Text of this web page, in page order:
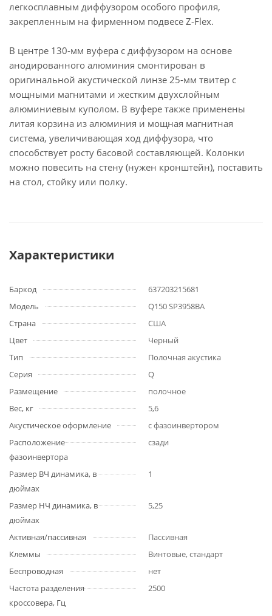
легкосплавным диффузором особого профиля,
закрепленным на фирменном подвесе Z-Flex.
В центре 130-мм вуфера с диффузором на основе
анодированного алюминия смонтирован в
оригинальной акустической линзе 25-мм твитер с
мощными магнитами и жестким двухслойным
алюминиевым куполом. В вуфере также применены
литая корзина из алюминия и мощная магнитная
система, увеличивающая ход диффузора, что
способствует росту басовой составляющей. Колонки
можно повесить на стену (нужен кронштейн), поставить
на стол, стойку или полку.
Характеристики
Баркод
637203215681
Модель
Q150 SP3958BA
Страна
США
Цвет
Черный
Тип
Полочная акустика
Серия
Q
Размещение
полочное
Вес, кг
5,6
Акустическое оформление
с фазоинвертором
Расположение
фазоинвертора
сзади
Размер ВЧ динамика, в
дюймах
1
Размер НЧ динамика, в
дюймах
5,25
Активная/пассивная
Пассивная
Клеммы
Винтовые, стандарт
Беспроводная
нет
Частота разделения
кроссовера, Гц
2500